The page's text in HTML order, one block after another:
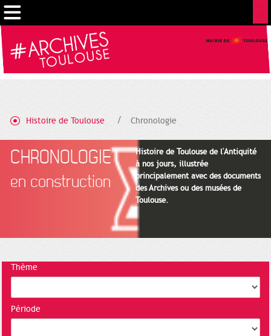
Histoire de Toulouse Chronologie
CHRONOLOGIE
en construction
Histoire de Toulouse de l'Antiquité
à nos jours, illustrée
principalement avec des documents
des Archives ou des musées de
Toulouse.
Thème
Période
Gestion de vos préférences sur les cookies